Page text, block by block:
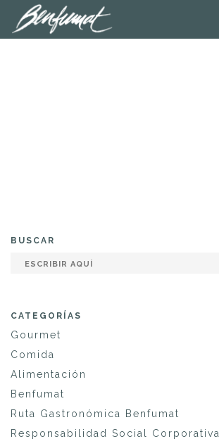
BUSCAR
CATEGORÍAS
Gourmet
Comida
Alimentación
Benfumat
Ruta Gastronómica Benfumat
Responsabilidad Social Corporativa